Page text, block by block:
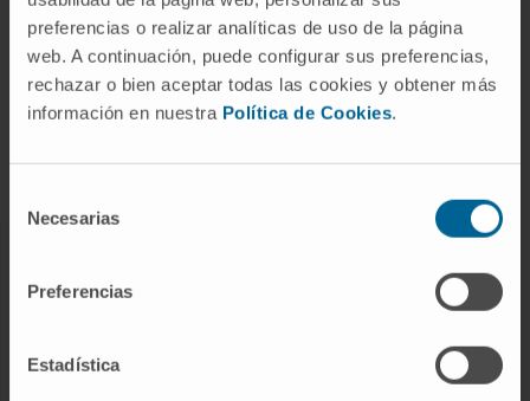
preferencias o realizar analíticas de uso de la página
web. A continuación, puede configurar sus preferencias,
rechazar o bien aceptar todas las cookies y obtener más
información en nuestra Política de Cookies.
Necesarias
Preferencias
Estadística
Who we are
Research Center of the Clinica
Campus of the Universidad de Navarra